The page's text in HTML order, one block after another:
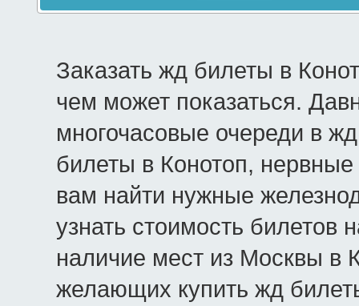
Заказать жд билеты в
чем может показаться.
многочасовые очереди в
билеты в Конотоп,
вам найти нужные
узнать стоимость билетов
наличие мест из Москвы в
желающих купить жд